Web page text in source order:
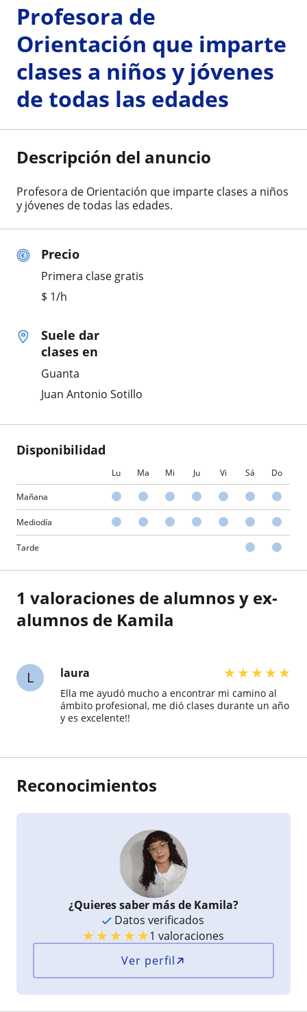
Precio
Primera clase gratis
$ 1/h
Suele dar
clases en
Guanta
Juan Antonio Sotillo
Disponibilidad
Lu Ma Mi Ju Vi Sá Do
Mañana
Mediodía
Tarde
Profesora de
Orientación que imparte
clases a niños y jóvenes
de todas las edades
Descripción del anuncio
Profesora de Orientación que imparte clases a niños
y jóvenes de todas las edades.
1 valoraciones de alumnos y ex-
alumnos de Kamila
L laura ★★★★★
Ella me ayudó mucho a encontrar mi camino al
ámbito profesional, me dió clases durante un año
y es excelente!!
Reconocimientos
¿Quieres saber más de Kamila?
Datos verificados
★★★★★1 valoraciones
Ver perfil